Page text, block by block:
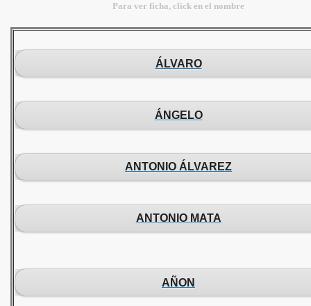
Para ver ficha, click en el nombre
ÁLVARO
ÁNGELO
ANTONIO ÁLVAREZ
ANTONIO MATA
AÑON